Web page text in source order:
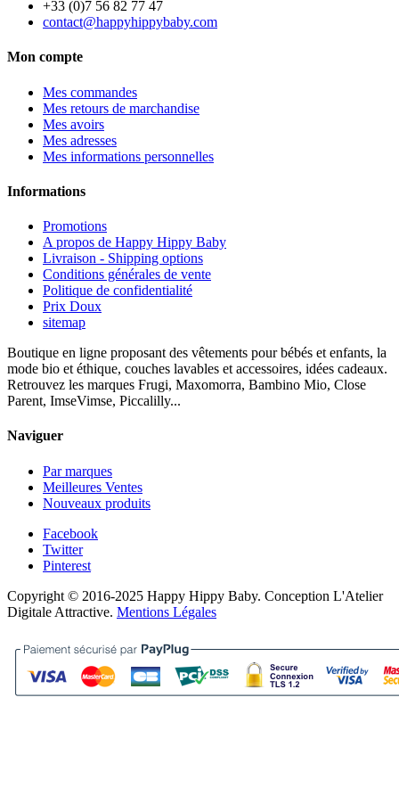
+33 (0)7 56 82 77 47
contact@happyhippybaby.com
Mon compte
Mes commandes
Mes retours de marchandise
Mes avoirs
Mes adresses
Mes informations personnelles
Informations
Promotions
A propos de Happy Hippy Baby
Livraison - Shipping options
Conditions générales de vente
Politique de confidentialité
Prix Doux
sitemap
Boutique en ligne proposant des vêtements pour bébés et enfants, la
mode bio et éthique, couches lavables et accessoires, idées cadeaux.
Retrouvez les marques Frugi, Maxomorra, Bambino Mio, Close
Parent, ImseVimse, Piccalilly...
Naviguer
Par marques
Meilleures Ventes
Nouveaux produits
Facebook
Twitter
Pinterest
Copyright © 2016-2025 Happy Hippy Baby. Conception L'Atelier
Digitale Attractive. Mentions Légales